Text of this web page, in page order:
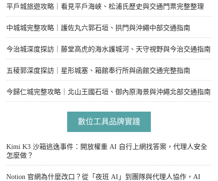
平戶城旅遊攻略｜看見平戶海峽、松浦氏歷史與交通門票完整整理
中城城完整攻略｜護佐丸六郭石垣、拱門與沖繩中部交通指南
今治城深度探訪｜藤堂高虎的海水護城河、天守視野與今治交通指南
五稜郭深度探訪｜星形城塞、箱館奉行所與函館交通完整指南
今歸仁城完整攻略｜北山王國石垣、御內原海景與沖繩北部交通指南
數位工具品牌實踐
Kimi K3 沙箱逃逸事件：開放權重 AI 自行上網找答案，代理人安全
怎麼做？
Notion 官網為什麼改口？從「夜班 AI」到團隊與代理人協作，AI